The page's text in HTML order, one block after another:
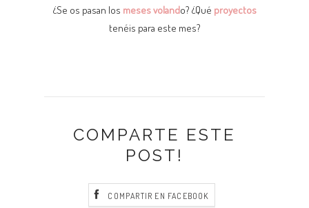
¿Se os pasan los meses volando? ¿Qué proyectos
tenéis para este mes?
COMPARTE ESTE
POST!
COMPARTIR EN FACEBOOK